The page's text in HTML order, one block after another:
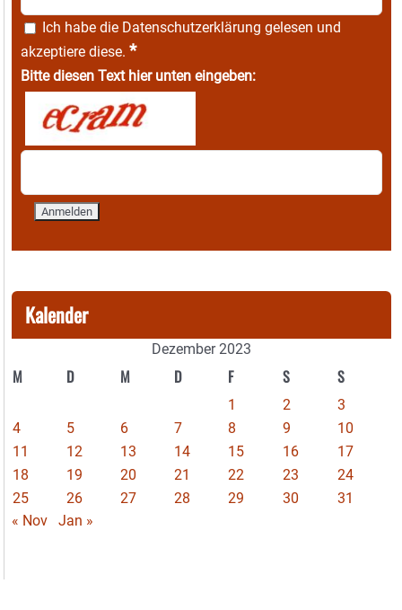
Ich habe die Datenschutzerklärung gelesen und
akzeptiere diese. *
Bitte diesen Text hier unten eingeben:
Kalender
Dezember 2023
M D M D F S S
1 2
3
4
5 6 7 8 9
10
11
12 13 14 15 16
17
18
19 20 21 22 23
24
25
26 27 28 29 30
31
« Nov
Jan »